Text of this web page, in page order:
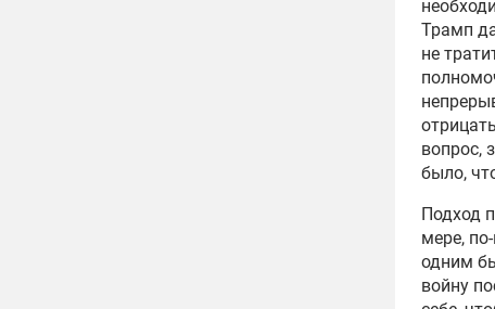
Трамп
не
вопрос,
было,
Подход
мере,
одним
войну